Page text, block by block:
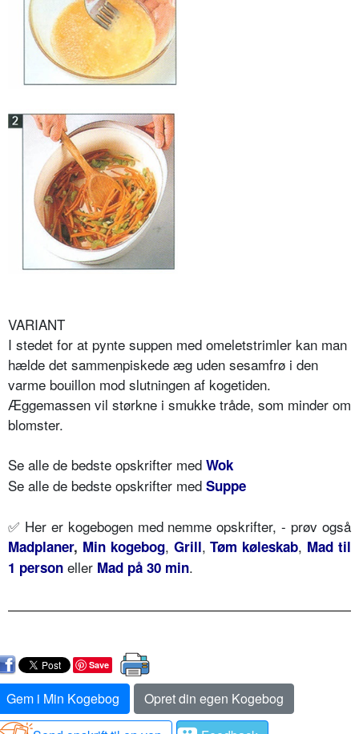
VARIANT
I stedet for at pynte suppen med omeletstrimler kan man
hælde det sammenpiskede æg uden sesamfrø i den
varme bouillon mod slutningen af kogetiden.
Æggemassen vil størkne i smukke tråde, som minder om
blomster.
Se alle de bedste opskrifter med Wok
Se alle de bedste opskrifter med Suppe
✅ Her er kogebogen med nemme opskrifter, - prøv også
Madplaner, Min kogebog, Grill,Tøm køleskab, Mad til
1 person eller Mad på 30 min.
Save
Gem i Min Kogebog
Opret din egen Kogebog